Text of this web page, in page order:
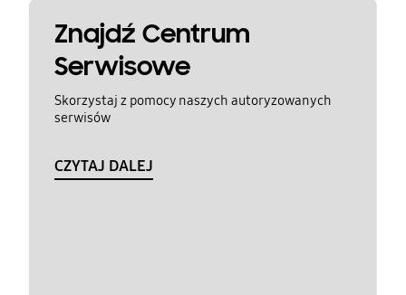
Znajdź Centrum
Serwisowe
Skorzystaj z pomocy naszych autoryzowanych
serwisów
CZYTAJ DALEJ